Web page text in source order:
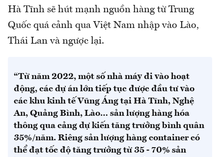
Hà Tĩnh sẽ hút mạnh nguồn hàng từ Trung
Quốc quá cảnh qua Việt Nam nhập vào Lào,
Thái Lan và ngược lại.
“Từ năm 2022, một số nhà máy đi vào hoạt
động, các dự án lớn tiếp tục được đầu tư vào
các khu kinh tế Vũng Áng tại Hà Tĩnh, Nghệ
An, Quảng Bình, Lào… sản lượng hàng hóa
thông qua cảng dự kiến tăng trưởng bình quân
35%/năm. Riêng sản lượng hàng container có
thể đạt tốc độ tăng trưởng từ 35 - 70% sản